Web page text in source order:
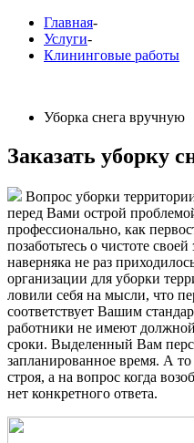
Главная-
Услуги-
Клининговые работы
Уборка снега вручную
Заказать уборку
Вопрос уборки
перед Вами острой
профессионально, как
позаботьтесь о чистоте
наверняка не раз
организации для уборки
ловили себя на мысли, что
соответствует Вашим
работники не имеют
сроки. Выделенный Вам
запланированное время. А
строя, а на вопрос когда
нет конкретного ответа.